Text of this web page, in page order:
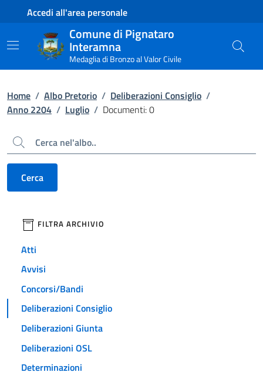
Contenuto principale
Piede di paginaAccedi all'area personale
Comune di Pignataro
Interamna
Medaglia di Bronzo al Valor Civile
Home / Albo Pretorio / Deliberazioni Consiglio /
Anno 2204 / Luglio / Documenti: 0
Cerca
Cerca
filtri da applicare
FILTRA ARCHIVIO
Atti
Avvisi
Concorsi/Bandi
Deliberazioni Consiglio
Deliberazioni Giunta
Deliberazioni OSL
Determinazioni